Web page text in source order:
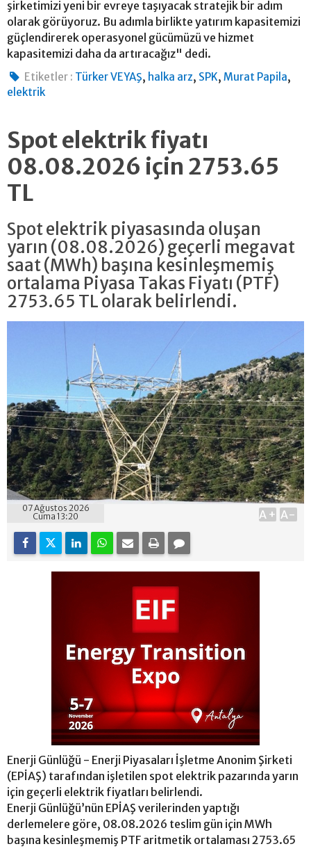
şirketimizi yeni bir evreye taşıyacak stratejik bir adım
olarak görüyoruz. Bu adımla birlikte yatırım kapasitemizi
güçlendirerek operasyonel gücümüzü ve hizmet
kapasitemizi daha da artıracağız" dedi.
Etiketler : Türker VEYAŞ, halka arz, SPK,Murat Papila,
elektrik
Spot elektrik fiyatı
08.08.2026 için 2753.65
TL
Spot elektrik piyasasında oluşan
yarın (08.08.2026) geçerli megavat
saat (MWh) başına kesinleşmemiş
ortalama Piyasa Takas Fiyatı (PTF)
2753.65 TL olarak belirlendi.
07 Ağustos 2026
Cuma 13:20
A+ A-
Enerji Günlüğü - Enerji Piyasaları İşletme Anonim Şirketi
(EPİAŞ) tarafından işletilen spot elektrik pazarında yarın
için geçerli elektrik fiyatları belirlendi.
Enerji Günlüğü’nün EPİAŞ verilerinden yaptığı
derlemelere göre, 08.08.2026 teslim gün için MWh
başına kesinleşmemiş PTF aritmetik ortalaması 2753.65